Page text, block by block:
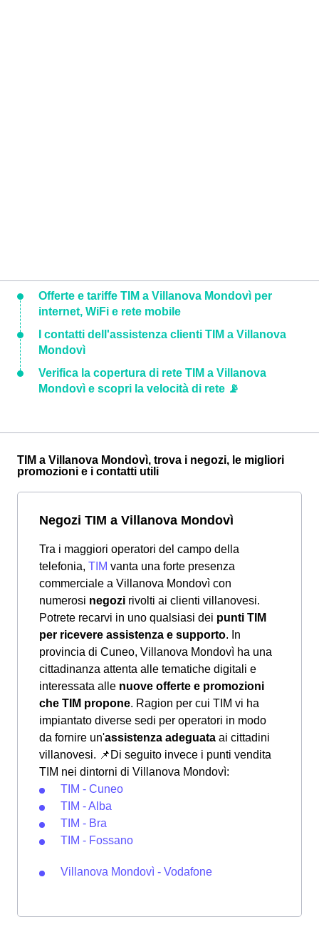
Offerte e tariffe TIM a Villanova Mondovì per
internet, WiFi e rete mobile
I contatti dell'assistenza clienti TIM a Villanova
Mondovì
Verifica la copertura di rete TIM a Villanova
Mondovì e scopri la velocità di rete 📡
TIM a Villanova Mondovì, trova i negozi, le migliori
promozioni e i contatti utili
Negozi TIM a Villanova Mondovì
Tra i maggiori operatori del campo della
telefonia, TIM vanta una forte presenza
commerciale a Villanova Mondovì con
numerosi negozi rivolti ai clienti villanovesi.
Potrete recarvi in uno qualsiasi dei punti TIM
per ricevere assistenza e supporto. In
provincia di Cuneo, Villanova Mondovì ha una
cittadinanza attenta alle tematiche digitali e
interessata alle nuove offerte e promozioni
che TIM propone. Ragion per cui TIM vi ha
impiantato diverse sedi per operatori in modo
da fornire un'assistenza adeguata ai cittadini
villanovesi. 📌Di seguito invece i punti vendita
TIM nei dintorni di Villanova Mondovì:
TIM - Cuneo
TIM - Alba
TIM - Bra
TIM - Fossano
Villanova Mondovì - Vodafone